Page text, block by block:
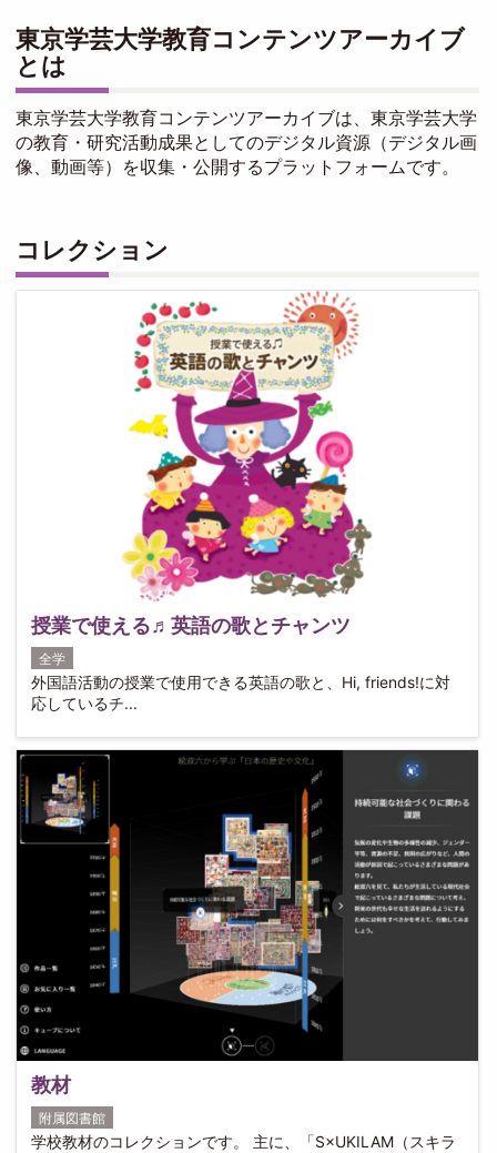
東京学芸大学教育コンテンツアーカイブ
とは
東京学芸大学教育コンテンツアーカイブは、東京学芸大学
の教育・研究活動成果としてのデジタル資源（デジタル画
像、動画等）を収集・公開するプラットフォームです。
コレクション
授業で使える♬英語の歌とチャンツ
全学
外国語活動の授業で使用できる英語の歌と、Hi, friends!に対
応しているチ...
教材
附属図書館
学校教材のコレクションです。 主に、「S×UKILAM（スキラ